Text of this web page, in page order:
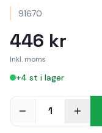
91670
446 kr
Inkl. moms
+4 st i lager
1